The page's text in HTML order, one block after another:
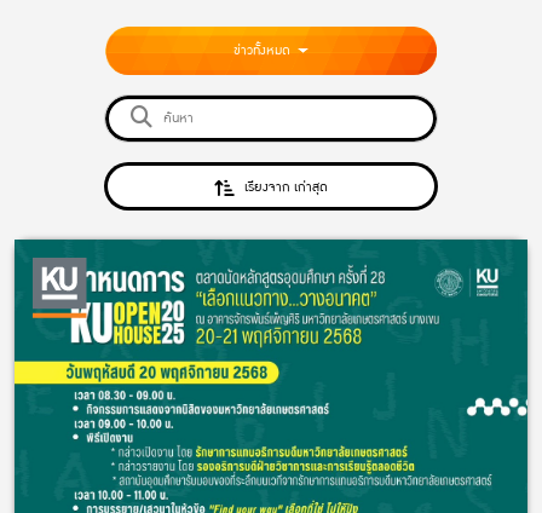
ข่าวทั้งหมด
เรียงจาก เก่าสุด